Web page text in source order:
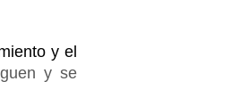
y el
y se